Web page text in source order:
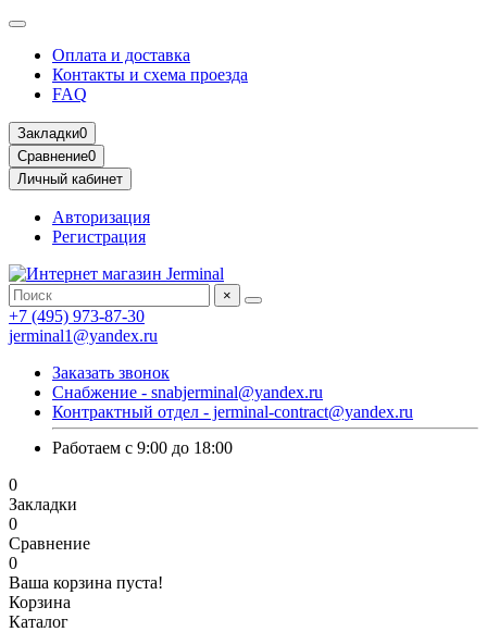
Оплата и доставка
Контакты и схема проезда
FAQ
Закладки0
Сравнение0
Личный кабинет
Авторизация
Регистрация
×
+7 (495) 973-87-30
jerminal1@yandex.ru
Заказать звонок
Снабжение - snabjerminal@yandex.ru
Контрактный отдел - jerminal-contract@yandex.ru
Работаем с 9:00 до 18:00
0
Закладки
0
Сравнение
0
Ваша корзина пуста!
Корзина
Каталог